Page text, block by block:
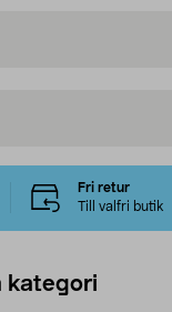
Fri retur
Till valfri butik
kategori